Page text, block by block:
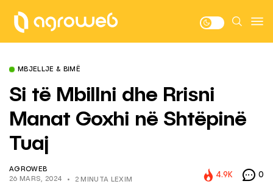
MBJELLJE & BIMË
Si të Mbillni dhe Rrisni
Manat Goxhi në Shtëpinë
Tuaj
AGROWEB
26 MARS, 2024
2 MINUTA LEXIM
4.9K 0